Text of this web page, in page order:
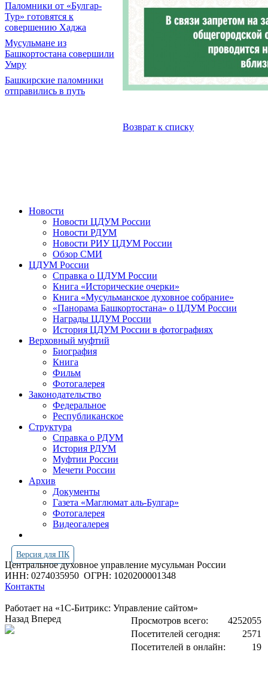
Паломники от «Булгар-
Тур» готовятся к
совершению Хаджа
Мусульмане из
Башкортостана совершили
Умру
Башкирские паломники
отправились в путь
Возврат к списку
Новости
Новости ЦДУМ России
Новости РДУМ
Новости РИУ ЦДУМ России
Обзор СМИ
ЦДУМ России
Справка о ЦДУМ России
Книга «Исторические очерки»
Книга «Мусульманское духовное собрание»
«Панорама Башкортостана» о ЦДУМ России
Награды ЦДУМ России
История ЦДУМ России в фотографиях
Верховный муфтий
Биография
Книга
Фильм
Фотогалерея
Законодательство
Федеральное
Республиканское
Структура
Справка о РДУМ
История РДУМ
Муфтии России
Мечети России
Архив
Документы
Газета «Маглюмат аль-Булгар»
Фотогалерея
Видеогалерея
Версия для ПК
Центральное духовное управление мусульман России
ИНН: 0274035950 ОГРН: 1020200001348
Контакты
Работает на «1С-Битрикс: Управление сайтом»
Просмотров всего:
4252055
Посетителей сегодня:
2571
Посетителей в онлайн:
19
Назад Вперед